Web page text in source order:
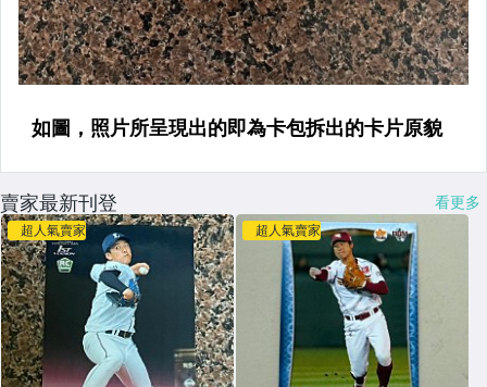
賣家最新刊登 看更多
超人氣賣家 超人氣賣家